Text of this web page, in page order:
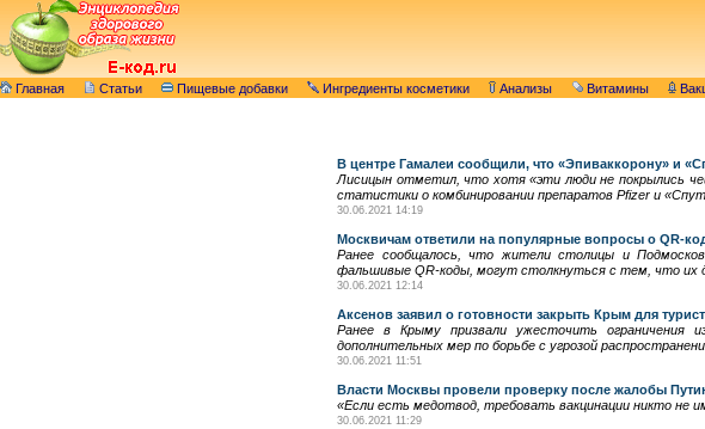
Главная Статьи Пищевые добавки Ингредиенты косметики Анализы Витамины
В центре Гамалеи сообщили, что «Эпиваккорону» и
Лисицын отметил, что хотя «эти люди не покрылись
статистики о комбинировании препаратов Pfizer и
30.06.2021 14:19
Москвичам ответили на популярные вопросы о QR-
Ранее сообщалось, что жители столицы и
фальшивые QR-коды, могут столкнуться с тем, что их
30.06.2021 12:14
Аксенов заявил о готовности закрыть Крым для
Ранее в Крыму призвали ужесточить ограничения
дополнительных мер по борьбе с угрозой
30.06.2021 11:51
Власти Москвы провели проверку после жалобы
«Если есть медотвод, требовать вакцинации никто не
30.06.2021 11:29